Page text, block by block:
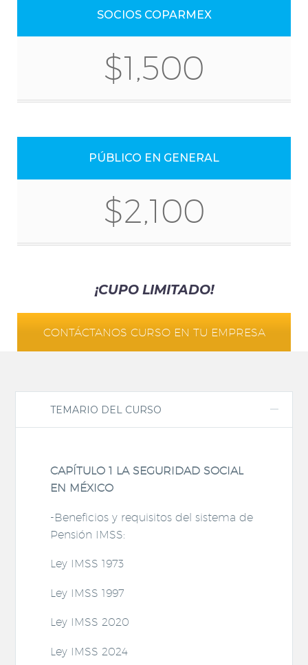
SOCIOS COPARMEX
$1,500
PÚBLICO EN GENERAL
$2,100
¡CUPO LIMITADO!
CONTÁCTANOS CURSO EN TU EMPRESA
TEMARIO DEL CURSO
CAPÍTULO 1 LA SEGURIDAD SOCIAL
EN MÉXICO
-Beneficios y requisitos del sistema de
Pensión IMSS:
Ley IMSS 1973
Ley IMSS 1997
Ley IMSS 2020
Ley IMSS 2024